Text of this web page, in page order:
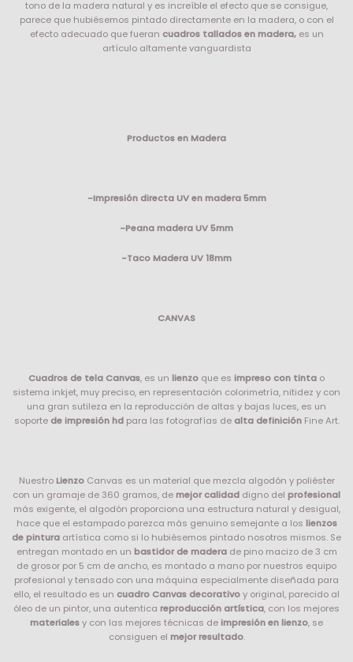
tono de la madera natural y es increíble el efecto que se consigue,
parece que hubiésemos pintado directamente en la madera, o con el
efecto adecuado que fueran cuadros tallados en madera, es un
artículo altamente vanguardista
Productos en Madera
-Impresión directa UV en madera 5mm
-Peana madera UV 5mm
-Taco Madera UV 18mm
CANVAS
Cuadros de tela Canvas, es un lienzo que es impreso con tinta o
sistema inkjet, muy preciso, en representación colorimetría, nitidez y con
una gran sutileza en la reproducción de altas y bajas luces, es un
soporte de impresión hdpara las fotografías de alta definiciónFine Art.
NuestroLienzoCanvas es un material que mezcla algodón y poliéster
con un gramaje de 360 gramos, demejor calidad digno del profesional
más exigente, el algodón proporciona una estructura natural y desigual,
hace que el estampado parezca más genuino semejante a los lienzos
de pintura artística como si lo hubiésemos pintado nosotros mismos. Se
entregan montado en un bastidor de maderade pino macizo de 3 cm
de grosor por 5 cm de ancho, es montado a mano por nuestros equipo
profesional y tensado con una máquina especialmente diseñada para
ello, el resultado es un cuadro Canvas decorativoy original, parecido al
óleo de un pintor, una autentica reproducción artística, con los mejores
materialesy con las mejores técnicas deimpresión en lienzo, se
consiguen el mejor resultado.